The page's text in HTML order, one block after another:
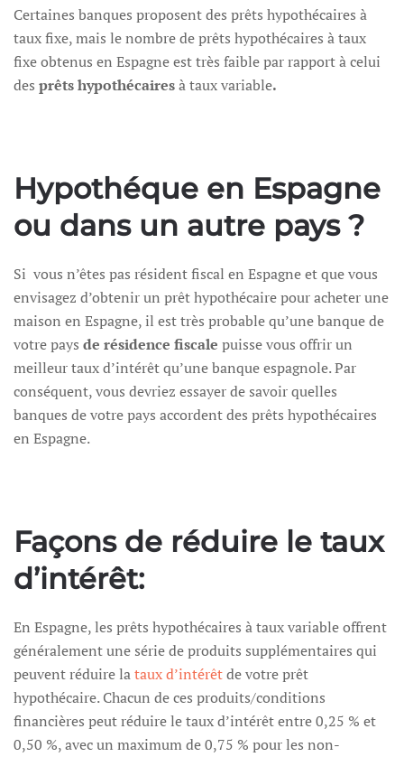
Certaines banques proposent des prêts hypothécaires à
taux fixe, mais le nombre de prêts hypothécaires à taux
fixe obtenus en Espagne est très faible par rapport à celui
des prêts hypothécairesà taux variable.
Hypothéque en Espagne
ou dans un autre pays ?
Si vous n’êtes pas résident fiscal en Espagne et que vous
envisagez d’obtenir un prêt hypothécaire pour acheter une
maison en Espagne, il est très probable qu’une banque de
votre pays de résidence fiscale puisse vous offrir un
meilleur taux d’intérêt qu’une banque espagnole. Par
conséquent, vous devriez essayer de savoir quelles
banques de votre pays accordent des prêts hypothécaires
en Espagne.
Façons de réduire le taux
d’intérêt:
En Espagne, les prêts hypothécaires à taux variable offrent
généralement une série de produits supplémentaires qui
peuvent réduire lataux d’intérêtde votre prêt
hypothécaire. Chacun de ces produits/conditions
financières peut réduire le taux d’intérêt entre 0,25 % et
0,50 %, avec un maximum de 0,75 % pour les non-